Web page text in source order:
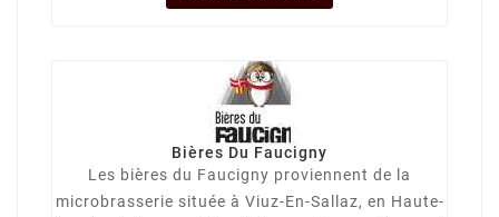
Bières Du Faucigny
Les bières du Faucigny proviennent de la
microbrasserie située à Viuz-En-Sallaz, en Haute-